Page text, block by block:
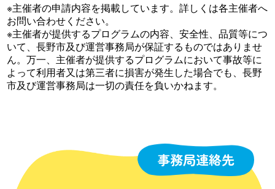
※主催者の申請内容を掲載しています。詳しくは各主催者へ
お問い合わせください。
※主催者が提供するプログラムの内容、安全性、品質等につ
いて、長野市及び運営事務局が保証するものではありませ
ん。万一、主催者が提供するプログラムにおいて事故等に
よって利用者又は第三者に損害が発生した場合でも、長野
市及び運営事務局は一切の責任を負いかねます。
事務局連絡先